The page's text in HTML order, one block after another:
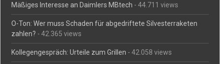
Mäßiges Interesse an Daimlers MBtech - 44.711 views
O-Ton: Wer muss Schaden für abgedriftete Silvesterraketen
zahlen? - 42.365 views
Kollegengespräch: Urteile zum Grillen - 42.058 views